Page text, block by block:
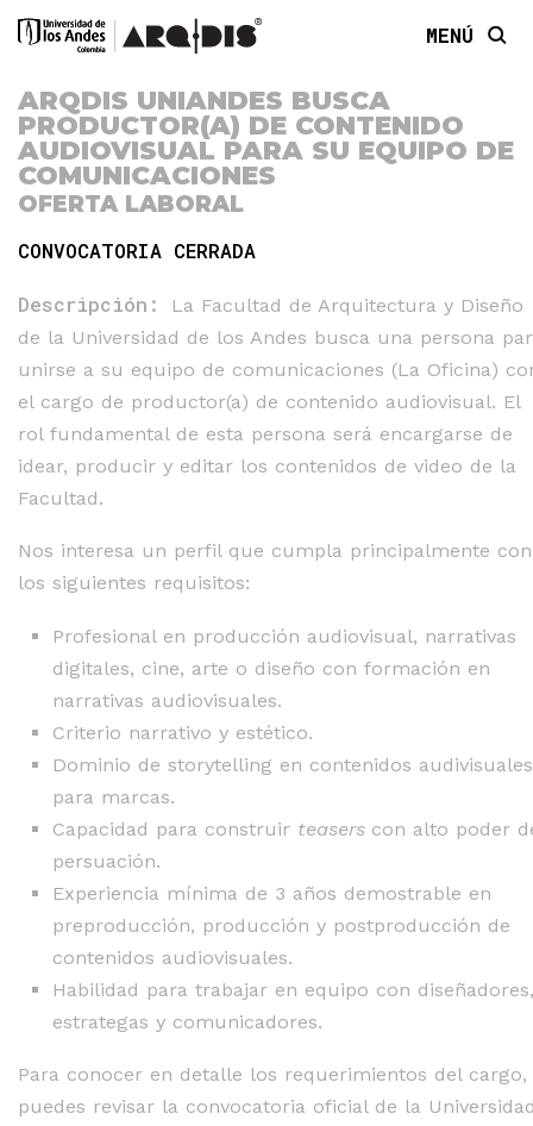
MENÚ
ARQDIS UNIANDES BUSCA
PRODUCTOR(A) DE CONTENIDO
AUDIOVISUAL PARA SU EQUIPO DE
COMUNICACIONES
OFERTA LABORAL
CONVOCATORIA CERRADA
Descripción:
La Facultad de Arquitectura y Diseño
de la Universidad de los Andes busca una persona
unirse a su equipo de comunicaciones (La Oficina)
el cargo de productor(a) de contenido audiovisual. El
rol fundamental de esta persona será encargarse de
idear, producir y editar los contenidos de video de la
Facultad.
Nos interesa un perfil que cumpla principalmente con
los siguientes requisitos:
Profesional en producción audiovisual, narrativas
digitales, cine, arte o diseño con formación en
narrativas audiovisuales.
Criterio narrativo y estético.
Dominio de storytelling en contenidos audivisuales
para marcas.
Capacidad para construir teasers con alto poder
persuación.
Experiencia mínima de 3 años demostrable en
preproducción, producción y postproducción de
contenidos audiovisuales.
Habilidad para trabajar en equipo con diseñadores,
estrategas y comunicadores.
Para conocer en detalle los requerimientos del cargo,
puedes revisar la convocatoria oficial de la